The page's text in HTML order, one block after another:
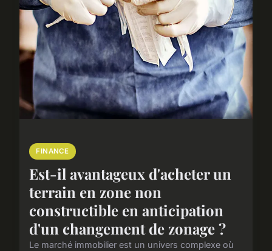
FINANCE
Est-il avantageux d'acheter un
terrain en zone non
constructible en anticipation
d'un changement de zonage ?
Le marché immobilier est un univers complexe où